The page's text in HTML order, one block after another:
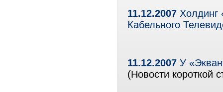
11.12.2007 Холдинг
Кабельного
11.12.2007 У
(Новости короткой